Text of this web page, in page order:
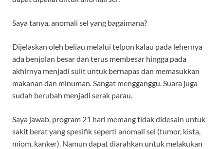
Saya tanya, anomali sel yang bagaimana?
Dijelaskan oleh beliau melalui telpon kalau pada lehernya
ada benjolan besar dan terus membesar hingga pada
akhirnya menjadi sulit untuk bernapas dan memasukkan
makanan dan minuman. Sangat mengganggu. Suara juga
sudah berubah menjadi serak parau.
Saya jawab, program 21 hari memang tidak didesain untuk
sakit berat yang spesifik seperti anomali sel (tumor, kista,
miom, kanker). Namun dapat diarahkan untuk melakukan